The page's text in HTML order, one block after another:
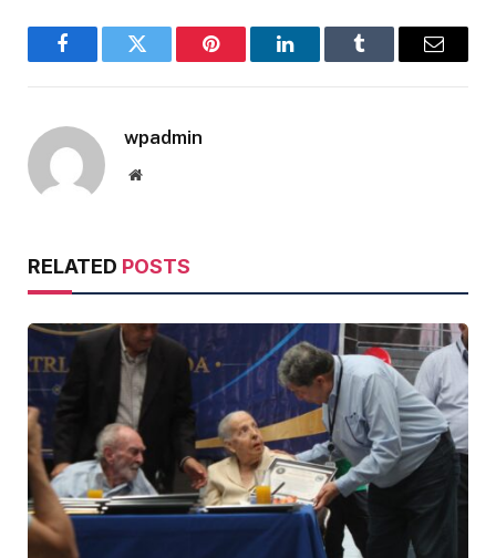
FacebookTwitter Pinterest LinkedInTumblr Email
wpadmin
Website
RELATED POSTS